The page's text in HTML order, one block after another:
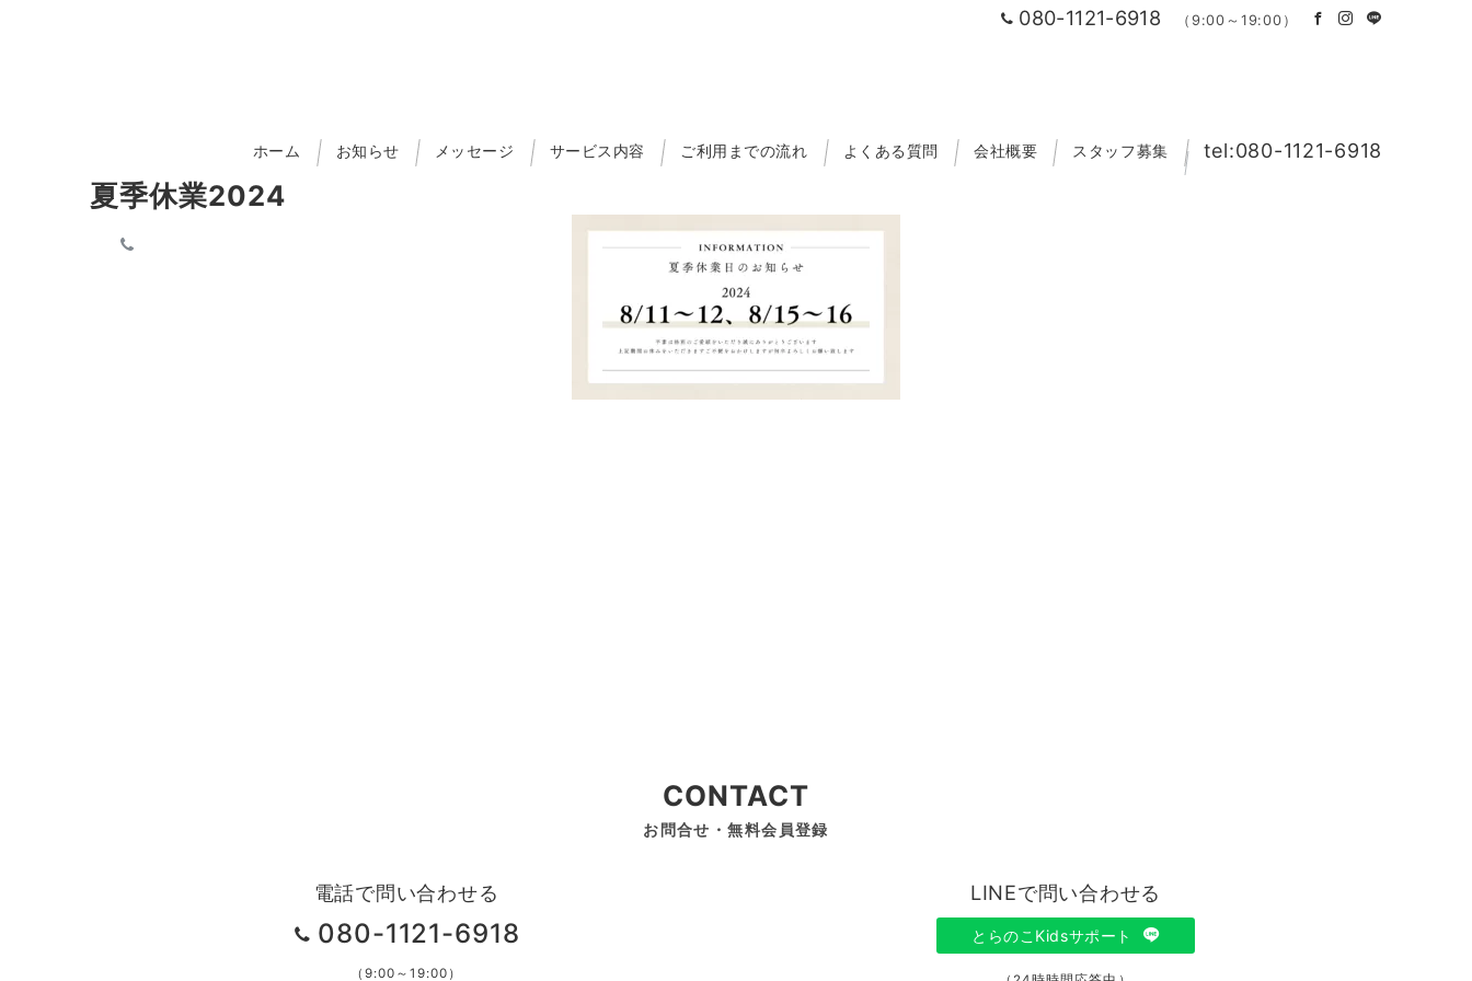
080-1121-6918 （9:00～19:00）
ホーム お知らせ メッセージ サービス内容 ご利用までの流れ よくある質問 会社概要 スタッフ募集 tel:080-1121-6918
夏季休業2024
CONTACT
お問合せ・無料会員登録
電話で問い合わせる
080-1121-6918
（9:00～19:00）
LINEで問い合わせる
とらのこKidsサポート